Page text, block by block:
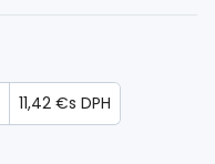
11,42 €s DPH